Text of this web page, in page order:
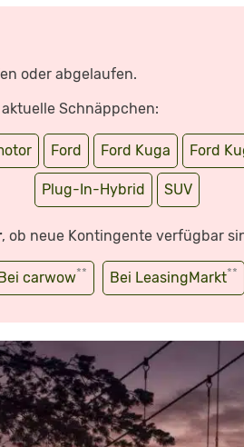
oder abgelaufen.
Schnäppchen:
Ford Ford Kuga Ford
Plug-In-Hybrid SUV
, ob neue Kontingente verfügbar
carwow** Bei LeasingMarkt**